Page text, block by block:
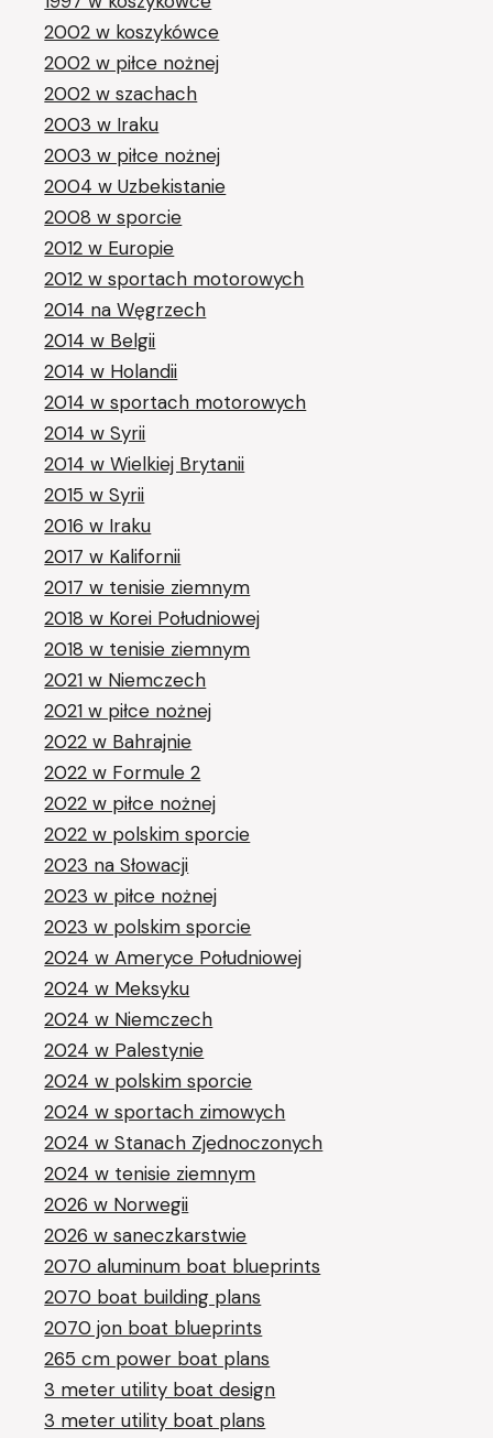
2002 w koszykówce
2002 w piłce nożnej
2002 w szachach
2003 w Iraku
2003 w piłce nożnej
2004 w Uzbekistanie
2008 w sporcie
2012 w Europie
2012 w sportach motorowych
2014 na Węgrzech
2014 w Belgii
2014 w Holandii
2014 w sportach motorowych
2014 w Syrii
2014 w Wielkiej Brytanii
2015 w Syrii
2016 w Iraku
2017 w Kalifornii
2017 w tenisie ziemnym
2018 w Korei Południowej
2018 w tenisie ziemnym
2021 w Niemczech
2021 w piłce nożnej
2022 w Bahrajnie
2022 w Formule 2
2022 w piłce nożnej
2022 w polskim sporcie
2023 na Słowacji
2023 w piłce nożnej
2023 w polskim sporcie
2024 w Ameryce Południowej
2024 w Meksyku
2024 w Niemczech
2024 w Palestynie
2024 w polskim sporcie
2024 w sportach zimowych
2024 w Stanach Zjednoczonych
2024 w tenisie ziemnym
2026 w Norwegii
2026 w saneczkarstwie
2070 aluminum boat blueprints
2070 boat building plans
2070 jon boat blueprints
265 cm power boat plans
3 meter utility boat design
3 meter utility boat plans